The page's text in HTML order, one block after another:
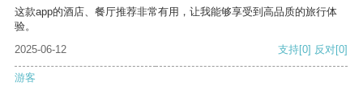
这款app的酒店、餐厅推荐非常有用，让我能够享受到高品质的旅行体
验。
2025-06-12
支持[0] 反对[0]
游客